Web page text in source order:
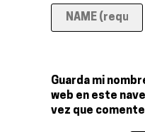
Guarda mi
web en este
vez que